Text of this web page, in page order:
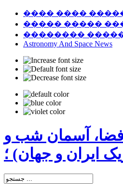
���� ����
����� �����
��������
Astronomy And Space News
آسمان شب و
ایران و جهان) ؛